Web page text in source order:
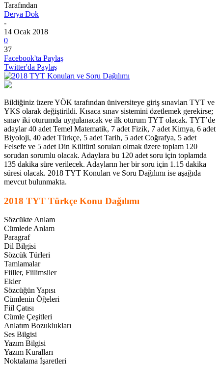
Tarafından
Derya Dok
-
14 Ocak 2018
0
37
Facebook'ta Paylaş
Twitter'da Paylaş
Bildiğiniz üzere YÖK tarafından üniversiteye giriş sınavları TYT ve
YKS olarak değiştirildi. Kısaca sınav sistemini özetlemek gerekirse;
sınav iki oturumda uygulanacak ve ilk oturum TYT olacak. TYT’de
adaylar 40 adet Temel Matematik, 7 adet Fizik, 7 adet Kimya, 6 adet
Biyoloji, 40 adet Türkçe, 5 adet Tarih, 5 adet Coğrafya, 5 adet
Felsefe ve 5 adet Din Kültürü soruları olmak üzere toplam 120
sorudan sorumlu olacak. Adaylara bu 120 adet soru için toplamda
135 dakika süre verilecek. Adayların her bir soru için 1.15 dakika
süresi olacak. 2018 TYT Konuları ve Soru Dağılımı ise aşağıda
mevcut bulunmakta.
2018 TYT Türkçe Konu Dağılımı
Sözcükte Anlam
Cümlede Anlam
Paragraf
Dil Bilgisi
Sözcük Türleri
Tamlamalar
Fiiller, Fiilimsiler
Ekler
Sözcüğün Yapısı
Cümlenin Öğeleri
Fiil Çatısı
Cümle Çeşitleri
Anlatım Bozuklukları
Ses Bilgisi
Yazım Bilgisi
Yazım Kuralları
Noktalama İşaretleri